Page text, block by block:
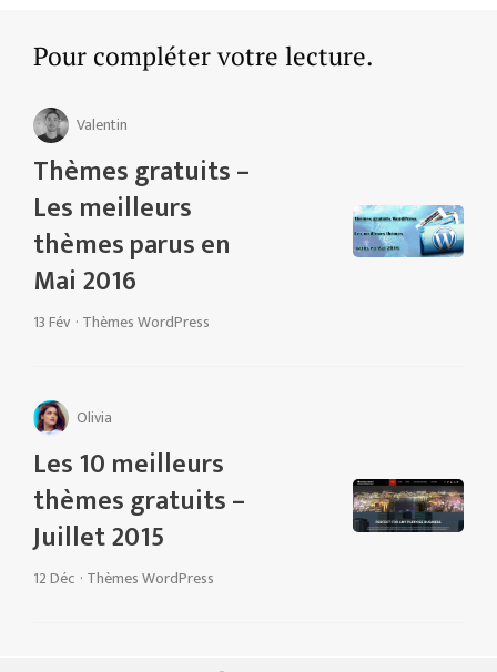
Pour compléter votre lecture.
Valentin
Thèmes gratuits –
Les meilleurs
thèmes parus en
Mai 2016
13 Fév · Thèmes WordPress
Olivia
Les 10 meilleurs
thèmes gratuits –
Juillet 2015
12 Déc · Thèmes WordPress